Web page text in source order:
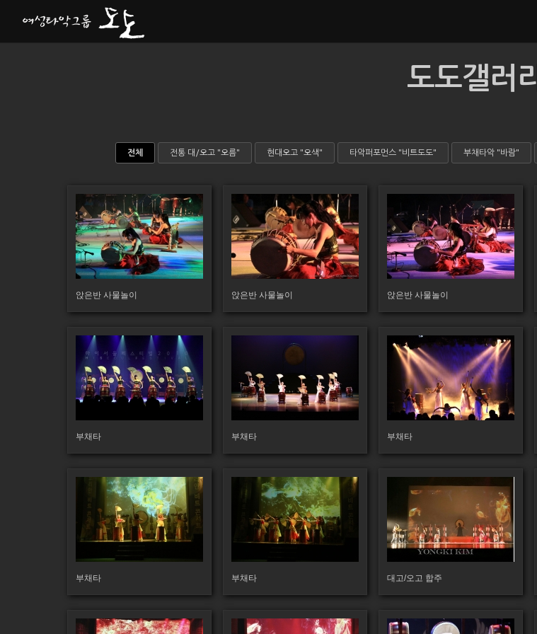
도도갤러리
전체 전통 대/오고 "오름" 현대오고 "오색" 타악퍼포먼스 "비트도도" 부채타악 "바람"
앉은반 사물놀이
102
앉은반 사물놀이
133
앉은반 사물놀이
124
부채타
190
부채타
189
부채타
175
부채타
160
부채타
175
대고/오고 합주
173